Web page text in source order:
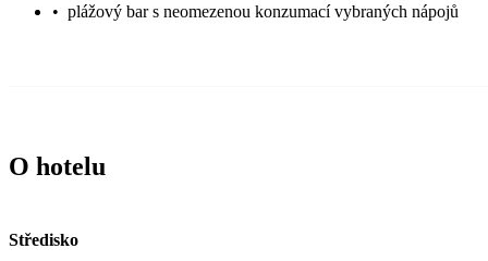
• plážový bar s neomezenou konzumací vybraných nápojů
O hotelu
Středisko